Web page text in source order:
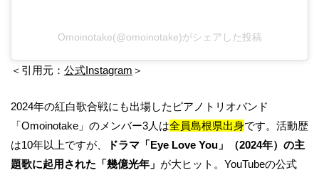
Omoinotake(@omoinotake)がシェアした投稿
＜引用元： 公式Instagram ＞
2024年の紅白歌合戦にも出場したピアノトリオバンド
「Omoinotake」のメンバー3人は全員島根県出身です。活動歴
は10年以上ですが、
ドラマ「Eye Love You」（2024年）の主
題歌に起用された「幾億光年」 が大ヒット。YouTubeの公式